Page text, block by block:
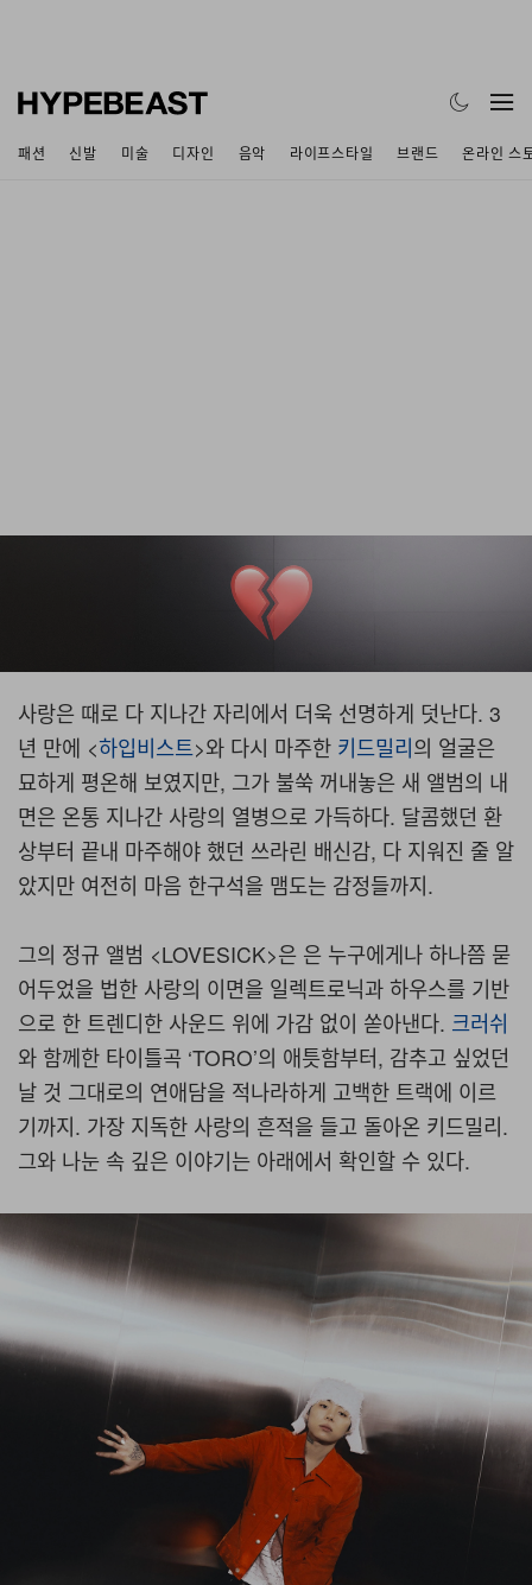
패션 신발 미술 디자인 음악 라이프스타일 브랜드 온라인 스
키드밀리 인터뷰: 지나간 사랑에 대하
사랑은 때로 다 지나간 자리에서 더욱 선명하게 덧난다. 3
년 만에 <하입비스트>와 다시 마주한 키드밀리의 얼굴은
묘하게 평온해 보였지만, 그가 불쑥 꺼내놓은 새 앨범의 내
면은 온통 지나간 사랑의 열병으로 가득하다. 달콤했던 환
상부터 끝내 마주해야 했던 쓰라린 배신감, 다 지워진 줄 알
았지만 여전히 마음 한구석을 맴도는 감정들까지.
그의 정규 앨범 <LOVESICK>은 은 누구에게나 하나쯤 묻
어두었을 법한 사랑의 이면을 일렉트로닉과 하우스를 기반
으로 한 트렌디한 사운드 위에 가감 없이 쏟아낸다. 크러쉬
와 함께한 타이틀곡 ‘TORO’의 애틋함부터, 감추고 싶었던
날 것 그대로의 연애담을 적나라하게 고백한 트랙에 이르
기까지. 가장 지독한 사랑의 흔적을 들고 돌아온 키드밀리.
그와 나눈 속 깊은 이야기는 아래에서 확인할 수 있다.